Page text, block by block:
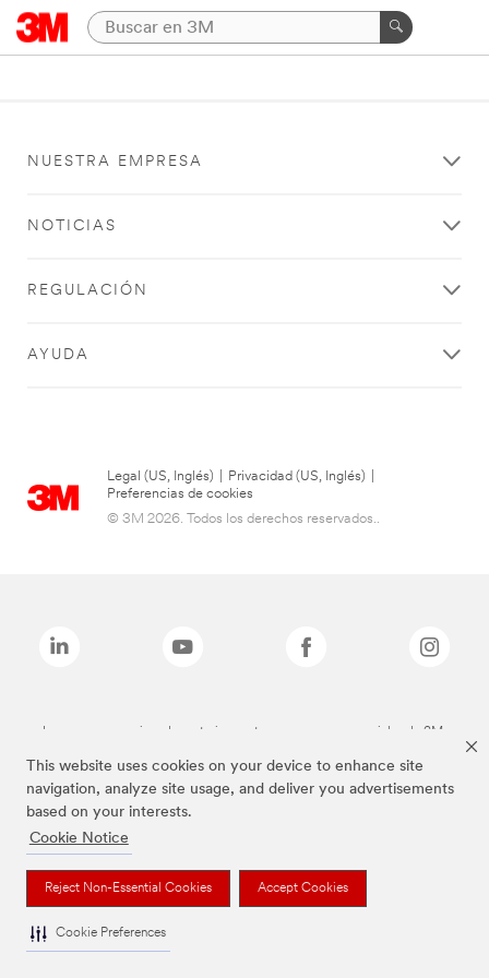
This website uses cookies on your device to enhance site
navigation, analyze site usage, and deliver you advertisements
based on your interests.
Cookie Notice
Reject Non-Essential Cookies Accept Cookies
Cookie Preferences
NUESTRA EMPRESA
NOTICIAS
REGULACIÓN
AYUDA
Legal (US, Inglés) Privacidad (US, Inglés)
Preferencias de cookies
© 3M 2026. Todos los derechos reservados..
Las marcas mencionadas anteriormente son marcas comerciales de 3M.